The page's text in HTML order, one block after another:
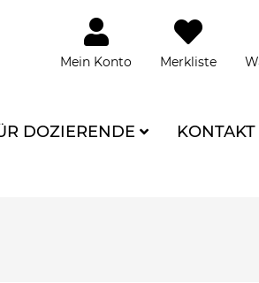
Mein Konto Merkliste
DOZIERENDE KONTAKT